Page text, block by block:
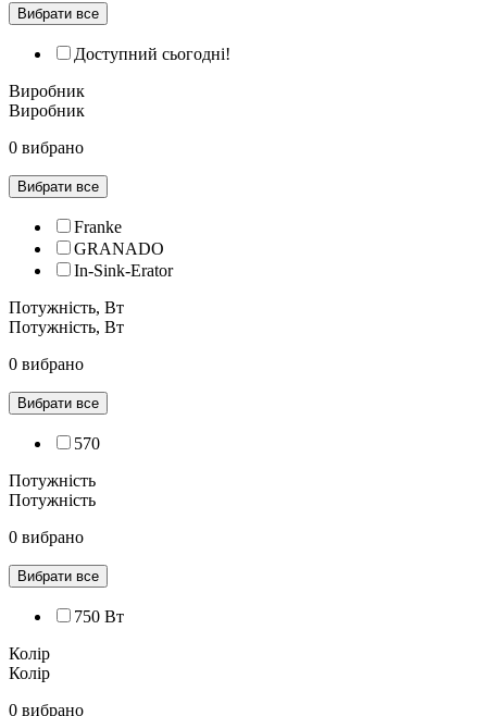
Вибрати все
Доступний сьогодні!
Виробник
Виробник
0 вибрано
Вибрати все
Franke
GRANADO
In-Sink-Erator
Потужність, Вт
Потужність, Вт
0 вибрано
Вибрати все
570
Потужність
Потужність
0 вибрано
Вибрати все
750 Вт
Колір
Колір
0 вибрано